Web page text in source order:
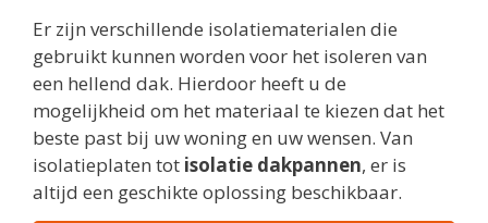
Er zijn verschillende isolatiematerialen die
gebruikt kunnen worden voor het isoleren van
een hellend dak. Hierdoor heeft u de
mogelijkheid om het materiaal te kiezen dat het
beste past bij uw woning en uw wensen. Van
isolatieplaten tot isolatie dakpannen, er is
altijd een geschikte oplossing beschikbaar.